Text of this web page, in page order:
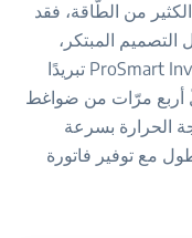
من الطّاقة، فقد
التصميم المبتكر،
سيؤمّن ضاغط البرّاد ProSmart Inverter Compressor تبريدًا
أربع مرّات من ضواغط
الحرارة بسرعة
مع توفير فاتورة